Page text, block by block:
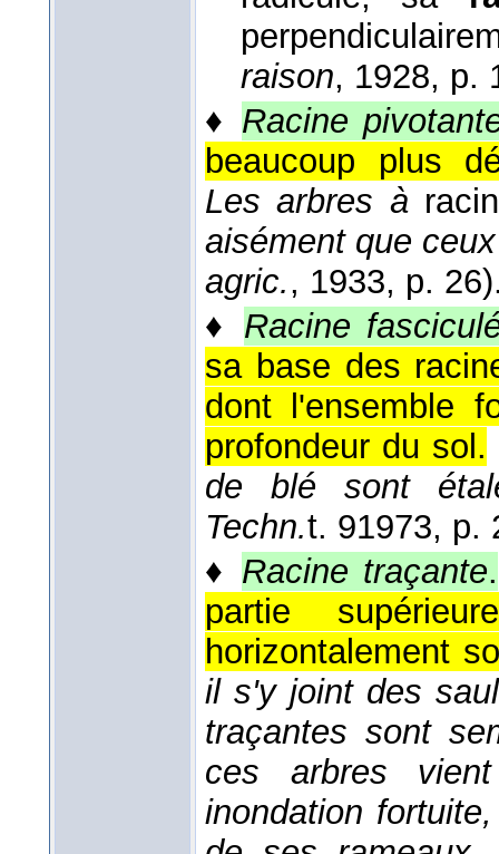
raison, 1928, p.
♦ Racine
beaucoup plus
Les arbres à
aisément que
agric., 1933, p.
♦ Racine
sa base des
dont l'ensemble
profondeur du sol.
de blé sont
Techn.t. 91973, p.
♦ Racine traçante.
partie
horizontalement
il s'y joint des
traçantes sont
ces arbres
inondation